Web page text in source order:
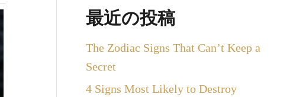
最近の投稿
The Zodiac Signs That Can’t Keep a
Secret
4 Signs Most Likely to Destroy